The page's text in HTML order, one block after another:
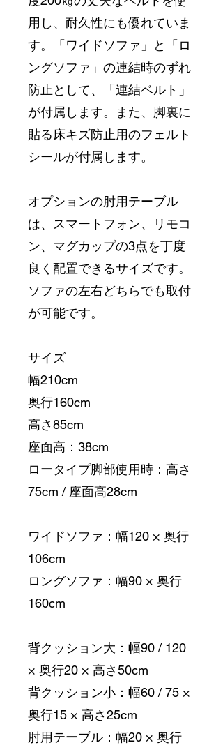
用し、耐久性にも優れていま
す。「ワイドソファ」と「ロ
ングソファ」の連結時のずれ
防止として、「連結ベルト」
が付属します。また、脚裏に
貼る床キズ防止用のフェルト
シールが付属します。
オプションの肘用テーブル
は、スマートフォン、リモコ
ン、マグカップの3点を丁度
良く配置できるサイズです。
ソファの左右どちらでも取付
が可能です。
サイズ
幅210cm
奥行160cm
高さ85cm
座面高：38cm
ロータイプ脚部使用時：高さ
75cm / 座面高28cm
ワイドソファ：幅120 × 奥行
106cm
ロングソファ：幅90 × 奥行
160cm
背クッション大：幅90 / 120
× 奥行20 × 高さ50cm
背クッション小：幅60 / 75 ×
奥行15 × 高さ25cm
肘用テーブル：幅20 × 奥行